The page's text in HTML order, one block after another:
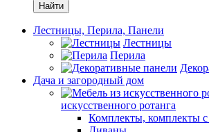
Найти
Лестницы, Перила, Панели
Лестницы
Перила
Дача и загородный дом
искусственного ротанга
Комплекты, комплекты